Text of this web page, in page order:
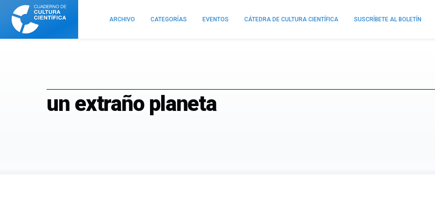
Cuaderno
Cultura
Científica
ARCHIVO CATEGORÍAS EVENTOS CÁTEDRA DE CULTURA CIENTÍFICA SUSCRÍBETE AL BOLETÍN
un extraño planeta